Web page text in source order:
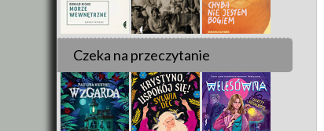
Czeka na przeczytanie